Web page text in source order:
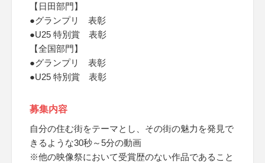
【日田部門】
●グランプリ 表彰
●U25 特別賞 表彰
【全国部門】
●グランプリ 表彰
●U25 特別賞 表彰
募集内容
自分の住む街をテーマとし、その街の魅力を発見で
きるような30秒～5分の動画
※他の映像祭において受賞歴のない作品であること